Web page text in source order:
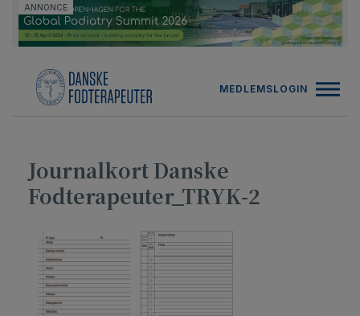
Hop
til
indholdet
ANNONCE
MEDLEMSLOGIN
Journalkort Danske
Fodterapeuter_TRYK-2